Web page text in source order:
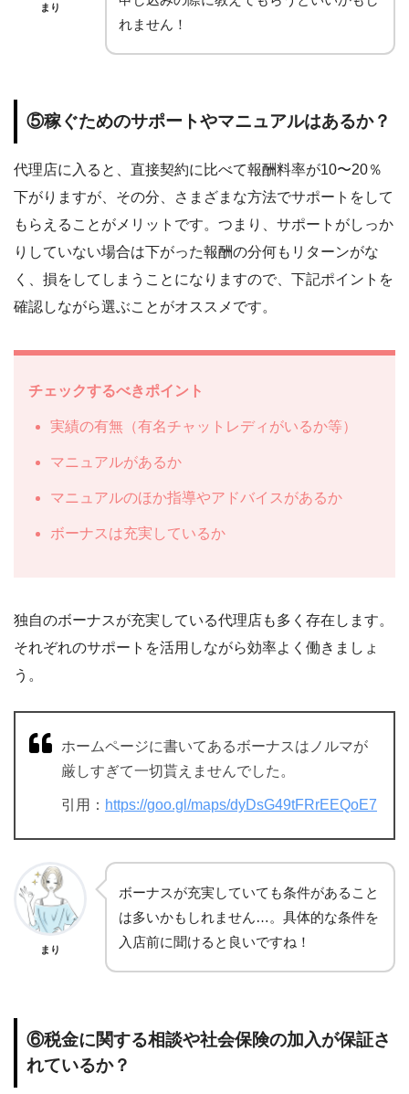
まり
れません！
⑤稼ぐためのサポートやマニュアルはあるか？
代理店に入ると、直接契約に比べて報酬料率が10〜20％
下がりますが、その分、さまざまな方法でサポートをして
もらえることがメリットです。つまり、サポートがしっか
りしていない場合は下がった報酬の分何もリターンがな
く、損をしてしまうことになりますので、下記ポイントを
確認しながら選ぶことがオススメです。
チェックするべきポイント
実績の有無（有名チャットレディがいるか等）
マニュアルがあるか
マニュアルのほか指導やアドバイスがあるか
ボーナスは充実しているか
独自のボーナスが充実している代理店も多く存在します。
それぞれのサポートを活用しながら効率よく働きましょ
う。
ホームページに書いてあるボーナスはノルマが
厳しすぎて一切貰えませんでした。
引用： https://goo.gl/maps/dyDsG49tFRrEEQoE7
まり
ボーナスが充実していても条件があること
は多いかもしれません…。具体的な条件を
入店前に聞けると良いですね！
⑥税金に関する相談や社会保険の加入が保証さ
れているか？